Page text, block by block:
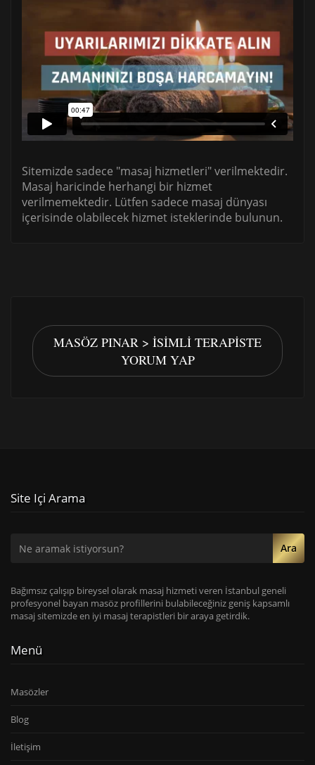
Sitemizde sadece "masaj hizmetleri" verilmektedir.
Masaj haricinde herhangi bir hizmet
verilmemektedir. Lütfen sadece masaj dünyası
içerisinde olabilecek hizmet isteklerinde bulunun.
MASÖZ PINAR > İSIMLI TERAPISTE
YORUM YAP
Site Içi Arama
Ara
Bağımsız çalışıp bireysel olarak masaj hizmeti veren İstanbul geneli
profesyonel bayan masöz profillerini bulabileceğiniz geniş kapsamlı
masaj sitemizde en iyi masaj terapistleri bir araya getirdik.
Menü
Masözler
Blog
İletişim